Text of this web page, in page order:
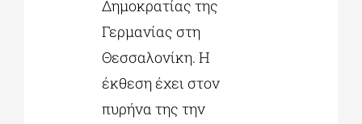
Δημοκρατίας της
Γερμανίας στη
Θεσσαλονίκη. Η
έκθεση έχει στον
πυρήνα της την